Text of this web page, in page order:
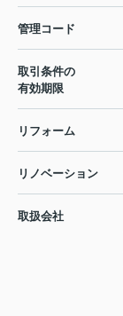
管理コード
取引条件の
有効期限
リフォーム
リノベーション
取扱会社